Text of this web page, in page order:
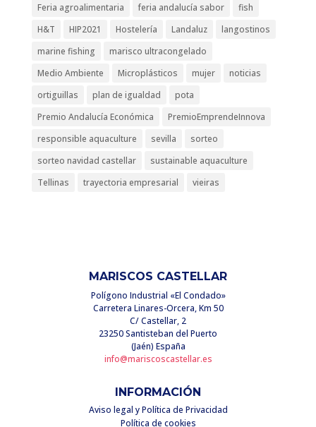
Feria agroalimentaria
feria andalucía sabor
fish
H&T
HIP2021 Hostelería Landaluz
langostinos
marine fishing
marisco ultracongelado
Medio Ambiente
Microplásticos mujer
noticias
ortiguillas
plan de igualdad
pota
Premio Andalucía Económica
PremioEmprendeInnova
responsible aquaculture
sevilla
sorteo
sorteo navidad castellar
sustainable aquaculture
Tellinas
trayectoria empresarial vieiras
MARISCOS CASTELLAR
Polígono Industrial «El Condado»
Carretera Linares-Orcera, Km 50
C/ Castellar, 2
23250 Santisteban del Puerto
(Jaén) España
info@mariscoscastellar.es
INFORMACIÓN
Aviso legal y Política de Privacidad
Política de cookies